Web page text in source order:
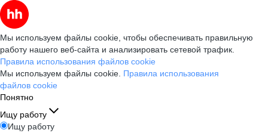
Мы используем файлы cookie, чтобы обеспечивать правильную
работу нашего веб-сайта и анализировать сетевой трафик.
Правила использования файлов cookie
Мы используем файлы cookie. Правила использования
файлов cookie
Понятно
Ищу работу
Ищу работу